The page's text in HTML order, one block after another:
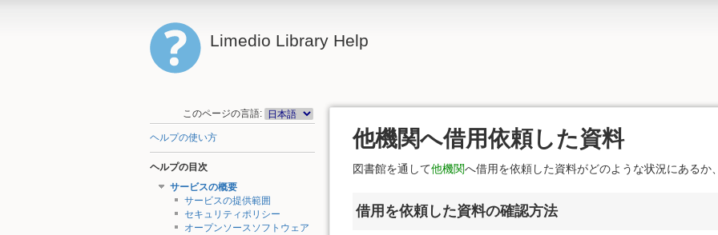
Limedio Library Help
このページの言語:
ヘルプの使い方
ヘルプの目次
サービスの概要
サービスの提供範囲
セキュリティポリシー
オープンソースソフトウェア
他機関へ借用依頼した資料
図書館を通して他機関へ借用を依頼した資料がどのような状況にある
借用を依頼した資料の確認方法